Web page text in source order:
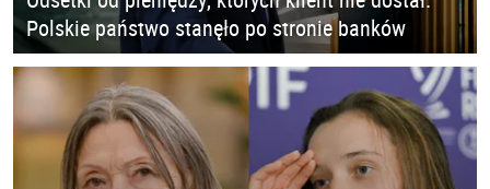
Polskie państwo stanęło po stronie banków